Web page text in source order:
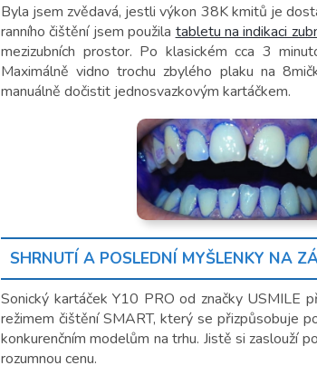
Byla jsem zvědavá, jestli výkon 38K kmitů je
ranního čištění jsem použila tabletu na indikaci
mezizubních prostor. Po klasickém cca 3
Maximálně vidno trochu zbylého plaku na
manuálně dočistit jednosvazkovým kartáčkem.
SHRNUTÍ A POSLEDNÍ MYŠLENKY NA
Sonický kartáček Y10 PRO od značky USMILE
režimem čištění SMART, který se přizpůsobuje
konkurenčním modelům na trhu. Jistě si zaslouží
rozumnou cenu.